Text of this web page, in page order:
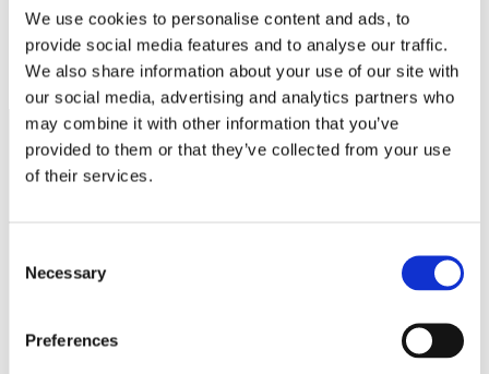
We use cookies to personalise content and ads, to
provide social media features and to analyse our traffic.
We also share information about your use of our site with
our social media, advertising and analytics partners who
may combine it with other information that you’ve
provided to them or that they’ve collected from your use
of their services.
Selection
Necessary
Preferences
LÄS MER »
MAJ 31, 2021
Näringspolitik
Tips